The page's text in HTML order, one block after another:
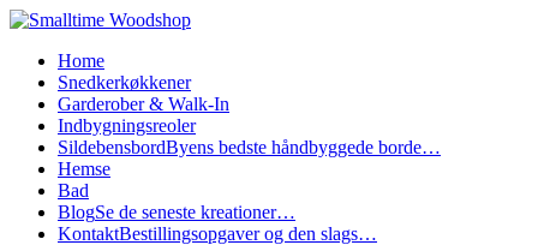
Home
Snedkerkøkkener
Garderober & Walk-In
Indbygningsreoler
SildebensbordByens bedste håndbyggede borde…
Hemse
Bad
BlogSe de seneste kreationer…
KontaktBestillingsopgaver og den slags…